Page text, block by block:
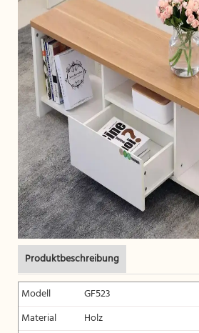
Produktbeschreibung
Modell
GF523
Material
Holz